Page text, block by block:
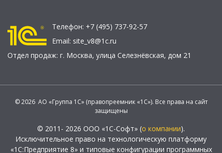
Телефон: +7 (495) 737-92-57
Email: site_v8@1c.ru
Отдел продаж: г. Москва, улица Селезнёвская, дом 21
© 2026 АО «Группа 1С» (правопреемник «1С»). Все права на сайт
защищены
© 2011- 2026 ООО «1С-Софт» (о компании).
Исключительное право на технологическую платформу
«1С:Предприятие 8» и типовые конфигурации программных